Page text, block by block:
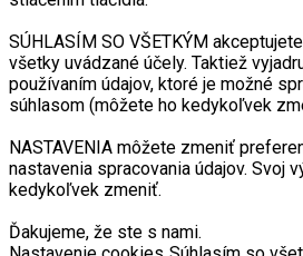
SÚHLASÍM SO VŠETKÝM
všetky uvádzané účely. Taktiež
používaním údajov, ktoré je možné
súhlasom (môžete ho kedykoľvek
NASTAVENIA môžete zmeniť
nastavenia spracovania údajov. Svoj
kedykoľvek zmeniť.
Ďakujeme, že ste s nami.